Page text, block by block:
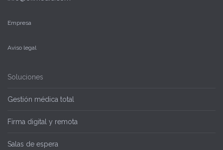
Empresa
Aviso legal
Soluciones
Gestión médica total
Firma digital y remota
Salas de espera